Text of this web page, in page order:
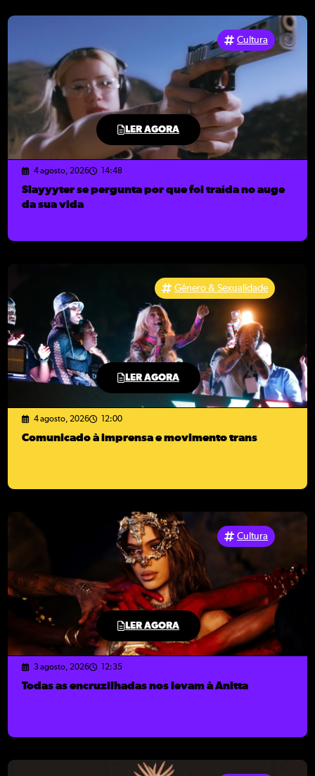
LER AGORA
Cultura
4 agosto, 2026 14:48
Slayyyter se pergunta por que foi traída no auge
da sua vida
LER AGORA
Gênero & Sexualidade
4 agosto, 2026 12:00
Comunicado à imprensa e movimento trans
LER AGORA
Cultura
3 agosto, 2026 12:35
Todas as encruzilhadas nos levam à Anitta